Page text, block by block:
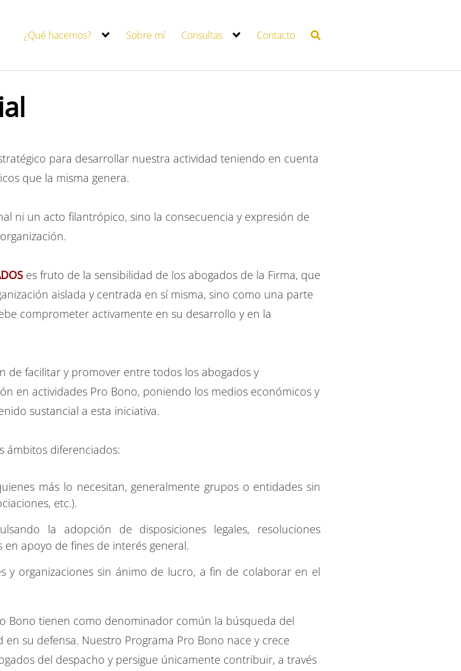
¿Qué hacemos? Sobre mí Consultas Contacto
para desarrollar nuestra actividad teniendo en cuenta
que la misma genera.
ni un acto filantrópico, sino la consecuencia y expresión de
es fruto de la sensibilidad de los abogados de la Firma, que
aislada y centrada en sí misma, sino como una parte
comprometer activamente en su desarrollo y en la
de facilitar y promover entre todos los abogados y
en actividades Pro Bono, poniendo los medios económicos y
sustancial a esta iniciativa.
ámbitos diferenciados:
más lo necesitan, generalmente grupos o entidades sin
etc.).
la adopción de disposiciones legales, resoluciones
apoyo de fines de interés general.
y organizaciones sin ánimo de lucro, a fin de colaborar en el
Bono tienen como denominador común la búsqueda del
su defensa. Nuestro Programa Pro Bono nace y crece
del despacho y persigue únicamente contribuir, a través